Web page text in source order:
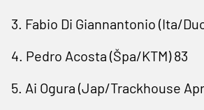
3. Fabio Di Giannantonio (Ita/
4. Pedro Acosta (Špa/KTM) 83
5. Ai Ogura (Jap/Trackhouse